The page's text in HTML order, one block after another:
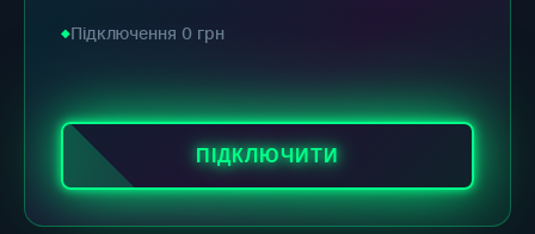
Підключення 0 грн
ПІДКЛЮЧИТИ